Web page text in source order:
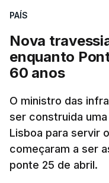
PAÍS
Nova
enquanto
60 anos
O ministro das
ser construida
Lisboa para servir
começaram a ser
ponte 25 de abril.